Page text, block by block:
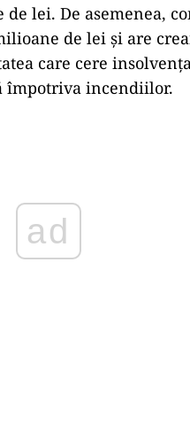
lei. De asemenea,
de lei și are
care cere
împotriva incendiilor.
ad